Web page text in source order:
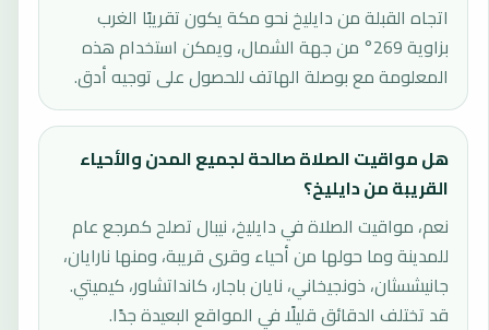
اتجاه القبلة من دايليخ نحو مكة يكون تقريبًا الغرب
بزاوية 269° من جهة الشمال، ويمكن استخدام هذه
المعلومة مع بوصلة الهاتف للحصول على توجيه أدق.
هل مواقيت الصلاة صالحة لجميع المدن والأحياء
القريبة من دايليخ؟
نعم، مواقيت الصلاة في دايليخ، نيبال تصلح كمرجع عام
للمدينة وما حولها من أحياء وقرى قريبة، ومنها نارايان،
جانيشسثان، ذونجيخاني، نايان باجار، كانداتشاور، كيميتي.
قد تختلف الدقائق قليلًا في المواقع البعيدة جدًا.